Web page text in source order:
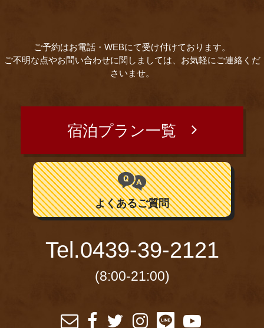
ご予約はお電話・WEBにて受け付けております。
ご不明な点やお問い合わせに関しましては、お気軽にご連絡くだ
さいませ。
宿泊プラン一覧
よくあるご質問
Tel.0439-39-2121
(8:00-21:00)